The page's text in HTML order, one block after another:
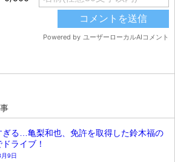
ぎる…亀梨和也、免許を取得した鈴木福の
ライブ！
9日